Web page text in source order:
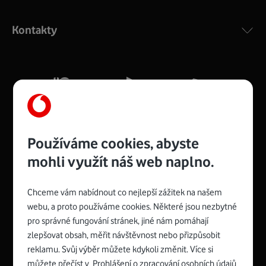
silný signál pro celou domácnost. Kompaktní rozměry 21
Více o COMPAL CH7465VF
Zyxel VMG8623-T50B:
Rozměry modemu jsou 16 x 22 x 7,5 cm (včetně stojánku)
a nabízí 4 gigabitové LAN porty a bezdrátové připojení Wi-
Spojte se s Vodafonem
Kontakty
Používáme cookies, abyste
mohli využít náš web naplno.
Chceme vám nabídnout co nejlepší zážitek na našem
webu, a proto používáme cookies. Některé jsou nezbytné
pro správné fungování stránek, jiné nám pomáhají
zlepšovat obsah, měřit návštěvnost nebo přizpůsobit
reklamu. Svůj výběr můžete kdykoli změnit. Více si
můžete přečíst v Prohlášení o zpracování osobních údajů